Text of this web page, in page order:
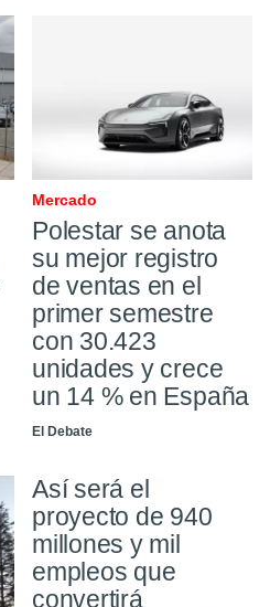
Mercado
Polestar se anota
su mejor registro
de ventas en el
primer semestre
con 30.423
unidades y crece
un 14 % en España
El Debate
Así será el
proyecto de 940
millones y mil
empleos que
convertirá